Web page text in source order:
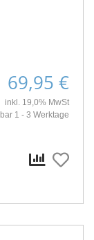
69,95 €
inkl. 19,0% MwSt
1 - 3 Werktage